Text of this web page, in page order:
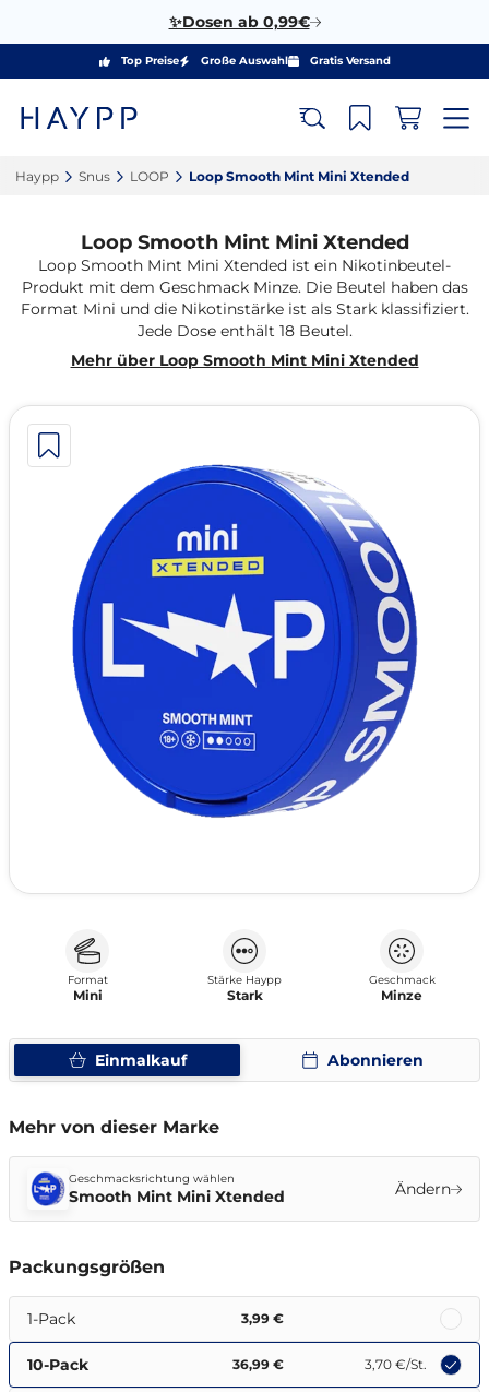
✨Dosen ab 0,99€
Top Preise Große Auswahl Gratis Versand
Haypp‎ Snus‎ LOOP‎ Loop Smooth Mint Mini Xtended‎
Loop Smooth Mint Mini Xtended
Loop Smooth Mint Mini Xtended ist ein Nikotinbeutel-
Produkt mit dem Geschmack Minze. Die Beutel haben das
Format Mini und die Nikotinstärke ist als Stark klassifiziert.
Jede Dose enthält 18 Beutel.
Mehr über Loop Smooth Mint Mini Xtended
Einmalkauf Abonnieren
Format
Mini
Stärke Haypp
Stark
Geschmack
Minze
Mehr von dieser Marke
Geschmacksrichtung wählen
Smooth Mint Mini Xtended Ändern
Packungsgrößen
1-Pack 3,99 €
10-Pack 36,99 € 3,70 €/St.